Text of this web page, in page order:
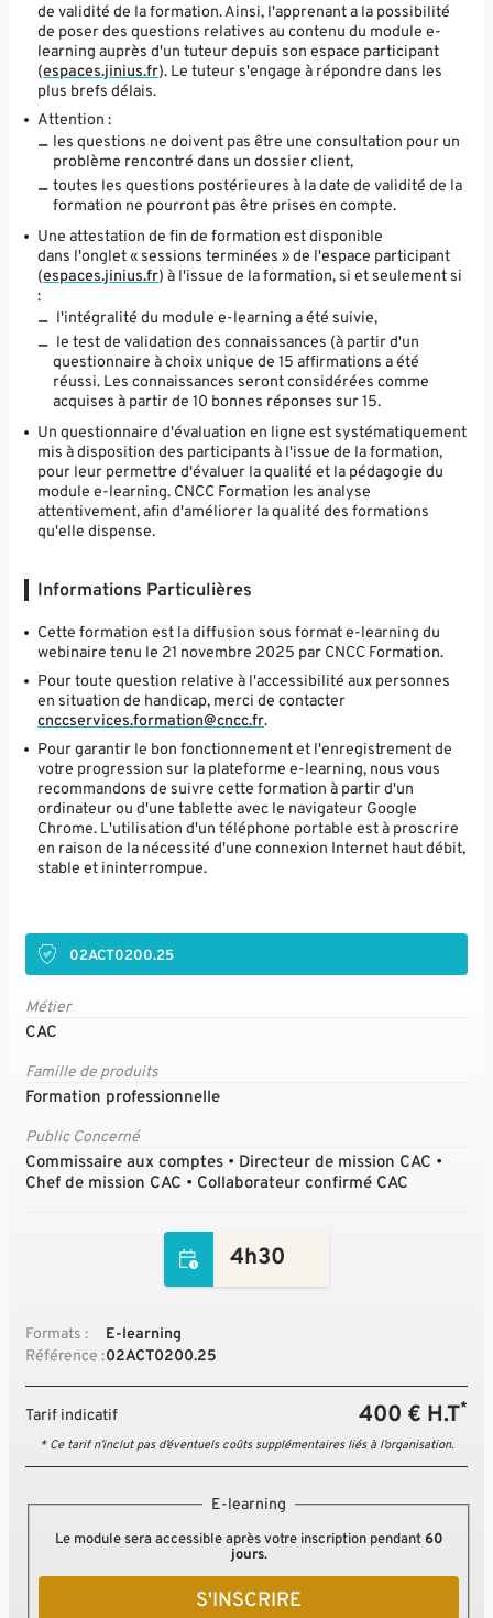
de validité de la formation. Ainsi, l'apprenant a la possibilité
de poser des questions relatives au contenu du module e-
learning auprès d'un tuteur depuis son espace participant
(espaces.jinius.fr). Le tuteur s'engage à répondre dans les
plus brefs délais.
Attention :
les questions ne doivent pas être une consultation pour un
problème rencontré dans un dossier client,
toutes les questions postérieures à la date de validité de la
formation ne pourront pas être prises en compte.
Une attestation de fin de formation est disponible
dans l'onglet « sessions terminées » de l'espace participant
(espaces.jinius.fr) à l'issue de la formation, si et seulement si
:
l'intégralité du module e-learning a été suivie,
le test de validation des connaissances (à partir d'un
questionnaire à choix unique de 15 affirmations a été
réussi. Les connaissances seront considérées comme
acquises à partir de 10 bonnes réponses sur 15.
Un questionnaire d'évaluation en ligne est systématiquement
mis à disposition des participants à l'issue de la formation,
pour leur permettre d'évaluer la qualité et la pédagogie du
module e-learning. CNCC Formation les analyse
attentivement, afin d'améliorer la qualité des formations
qu'elle dispense.
Informations Particulières
Cette formation est la diffusion sous format e-learning du
webinaire tenu le 21 novembre 2025 par CNCC Formation.
Pour toute question relative à l'accessibilité aux personnes
en situation de handicap, merci de contacter
cnccservices.formation@cncc.fr.
Pour garantir le bon fonctionnement et l'enregistrement de
votre progression sur la plateforme e-learning, nous vous
recommandons de suivre cette formation à partir d'un
ordinateur ou d'une tablette avec le navigateur Google
Chrome. L'utilisation d'un téléphone portable est à proscrire
en raison de la nécessité d'une connexion Internet haut débit,
stable et ininterrompue.
02ACT0200.25
Métier
CAC
Famille de produits
Formation professionnelle
Public Concerné
Commissaire aux comptes • Directeur de mission CAC •
Chef de mission CAC • Collaborateur confirmé CAC
4h30
Formats :
E-learning
Référence :02ACT0200.25
Tarif indicatif 400 € H.T*
* Ce tarif n’inclut pas d’éventuels coûts supplémentaires liés à l’organisation.
E-learning
Le module sera accessible après votre inscription pendant60
jours.
S'INSCRIRE